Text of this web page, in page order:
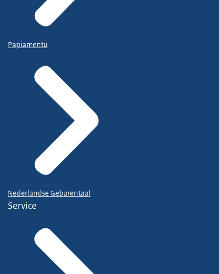
Papiamentu
Nederlandse Gebarentaal
Service